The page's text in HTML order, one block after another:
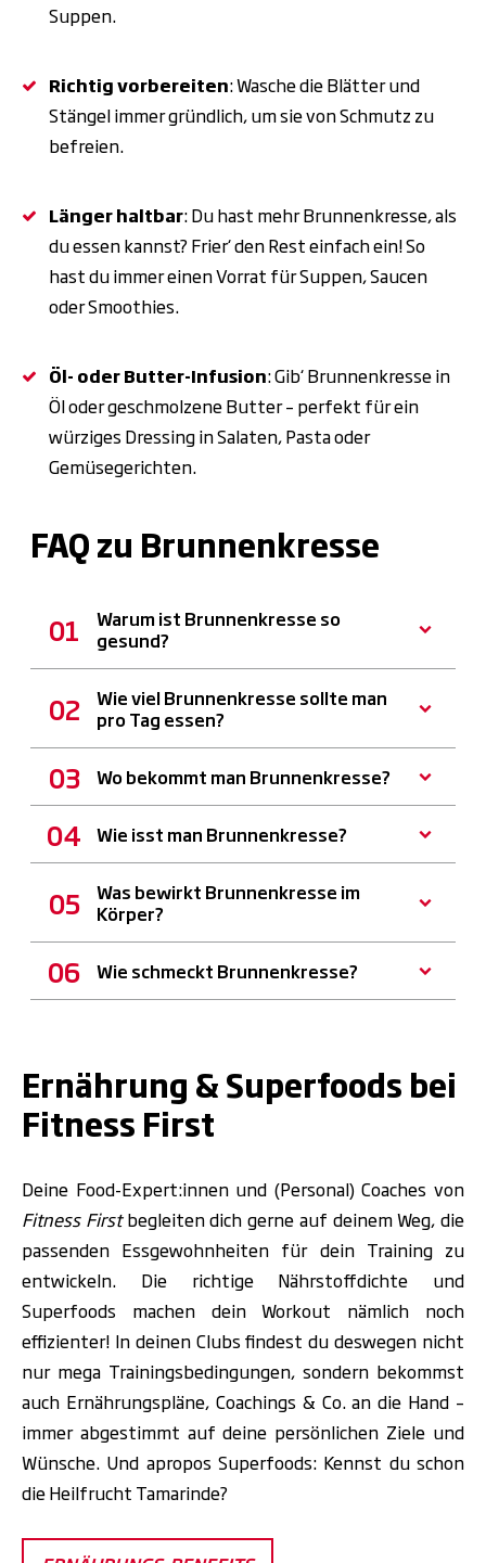
Suppen.
Richtig vorbereiten: Wasche die Blätter und
Stängel immer gründlich, um sie von Schmutz zu
befreien.
Länger haltbar: Du hast mehr Brunnenkresse, als
du essen kannst? Frier‘ den Rest einfach ein! So
hast du immer einen Vorrat für Suppen, Saucen
oder Smoothies.
Öl- oder Butter-Infusion: Gib‘ Brunnenkresse in
Öl oder geschmolzene Butter – perfekt für ein
würziges Dressing in Salaten, Pasta oder
Gemüsegerichten.
FAQ zu Brunnenkresse
Warum ist Brunnenkresse so
gesund?
Wie viel Brunnenkresse sollte man
pro Tag essen?
Wo bekommt man Brunnenkresse?
Wie isst man Brunnenkresse?
Was bewirkt Brunnenkresse im
Körper?
Wie schmeckt Brunnenkresse?
Ernährung & Superfoods bei
Fitness First
Deine Food-Expert:innen und (Personal) Coaches von
Fitness Firstbegleiten dich gerne auf deinem Weg, die
passenden Essgewohnheiten für dein Training zu
entwickeln. Die richtige Nährstoffdichte und
Superfoods machen dein Workout nämlich noch
effizienter! In deinen Clubs findest du deswegen nicht
nur mega Trainingsbedingungen, sondern bekommst
auch Ernährungspläne, Coachings & Co. an die Hand –
immer abgestimmt auf deine persönlichen Ziele und
Wünsche. Und apropos Superfoods: Kennst du schon
die Heilfrucht Tamarinde?